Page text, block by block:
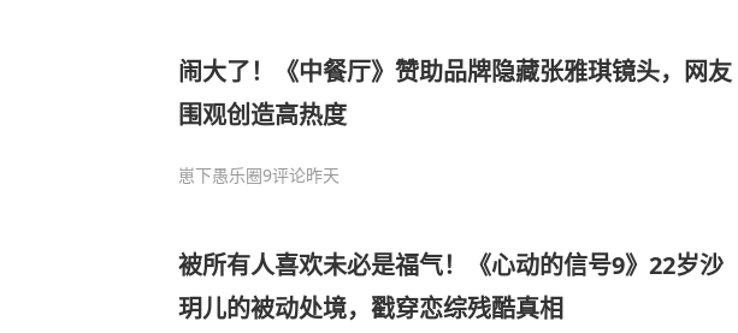
闹大了！《中餐厅》赞助品牌隐藏张雅琪镜头，网友
围观创造高热度
崽下愚乐圈9评论昨天
被所有人喜欢未必是福气！《心动的信号9》22岁沙
玥儿的被动处境，戳穿恋综残酷真相